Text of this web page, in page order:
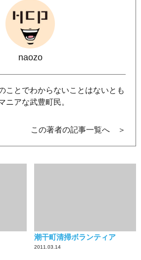
naozo
ことでわからないことはないとも
ニアな武豊町民。
この著者の記事一覧へ ＞
潮干町清掃ボランティア
2011.03.14